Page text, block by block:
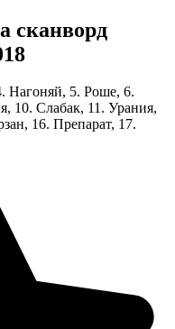
сканворд
Нагоняй, 5. Роше, 6.
10. Слабак, 11. Урания,
16. Препарат, 17.